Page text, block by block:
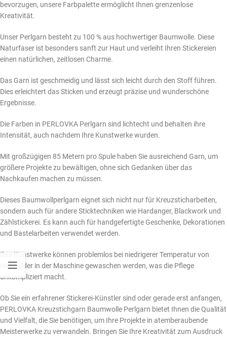
bevorzugen, unsere Farbpalette ermöglicht Ihnen grenzenlose
Kreativität.
Unser Perlgarn besteht zu 100 % aus hochwertiger Baumwolle. Diese
Naturfaser ist besonders sanft zur Haut und verleiht Ihren Stickereien
einen natürlichen, zeitlosen Charme.
Das Garn ist geschmeidig und lässt sich leicht durch den Stoff führen.
Dies erleichtert das Sticken und erzeugt präzise und wunderschöne
Ergebnisse.
Die Farben in PERLOVKA Perlgarn sind lichtecht und behalten ihre
Intensität, auch nachdem Ihre Kunstwerke wurden.
Mit großzügigen 85 Metern pro Spule haben Sie ausreichend Garn, um
größere Projekte zu bewältigen, ohne sich Gedanken über das
Nachkaufen machen zu müssen.
Dieses Baumwollperlgarn eignet sich nicht nur für Kreuzsticharbeiten,
sondern auch für andere Sticktechniken wie Hardanger, Blackwork und
Zählstickerei. Es kann auch für handgefertigte Geschenke, Dekorationen
und Bastelarbeiten verwendet werden.
Ihre Kunstwerke können problemlos bei niedrigerer Temperatur von
Hand oder in der Maschine gewaschen werden, was die Pflege
unkompliziert macht.
Ob Sie ein erfahrener Stickerei-Künstler sind oder gerade erst anfangen,
PERLOVKA Kreuzstichgarn Baumwolle Perlgarn bietet Ihnen die Qualität
und Vielfalt, die Sie benötigen, um Ihre Projekte in atemberaubende
Meisterwerke zu verwandeln. Bringen Sie Ihre Kreativität zum Ausdruck